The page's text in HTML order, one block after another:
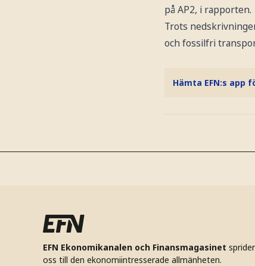
på AP2, i rapporten.
Trots
och fossilfri
Hämta EFN:s app
EFN Ekonomikanalen och Finansmagasinet
oss till den ekonomiintresserade allmänheten.